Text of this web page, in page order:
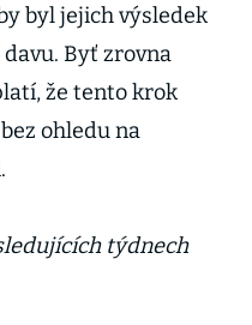
byl jejich výsledek
Byť zrovna
že tento krok
ohledu na
týdnech